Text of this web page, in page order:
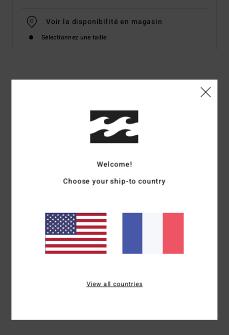
Voir la disponibilité en magasin
Sélectionnez une taille
Details & caractéristiques
Code couleur
jersey de coton [160 g/m2]
Premium
Étiquette tissée Billabong
Composition[Matière principale] 70% coton, 30% coton
Welcome!
Choose your ship-to country
View all countries